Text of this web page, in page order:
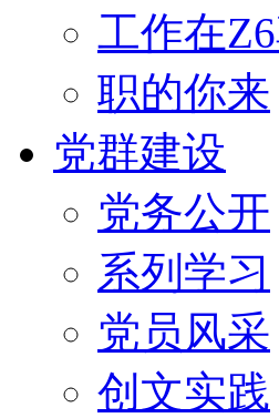
工作在
职的你来
党群建设
党务公开
系列学习
党员风采
创文实践